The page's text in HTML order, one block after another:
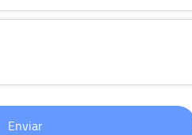
Enviar